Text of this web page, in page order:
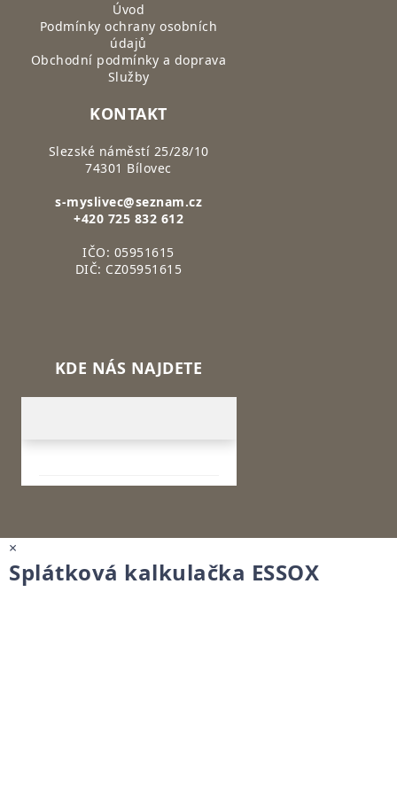
Úvod
Podmínky ochrany osobních
údajů
Obchodní podmínky a doprava
Služby
KONTAKT
Slezské náměstí 25/28/10
74301 Bílovec
s-myslivec@seznam.cz
+420 725 832 612
IČO: 05951615
DIČ: CZ05951615
KDE NÁS NAJDETE
×
Splátková kalkulačka ESSOX